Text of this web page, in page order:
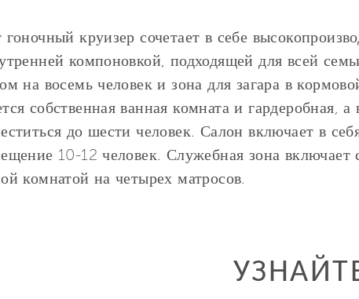
гоночный круизер сочетает в себе
компоновкой, подходящей для всей
на восемь человек и зона для загара в
собственная ванная комната и гардеробная,
до шести человек. Салон включает в
10-12 человек. Служебная зона
комнатой на четырех матросов.